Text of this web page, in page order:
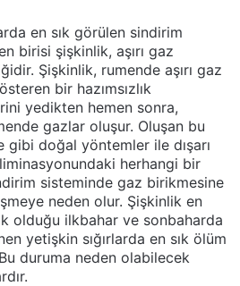
en sık görülen sindirim
birisi şişkinlik, aşırı gaz
Şişkinlik, rumende aşırı gaz
bir hazımsızlık
yedikten hemen sonra,
gazlar oluşur. Oluşan bu
gibi doğal yöntemler ile dışarı
herhangi bir
sisteminde gaz birikmesine
neden olur. Şişkinlik en
olduğu ilkbahar ve sonbaharda
yetişkin sığırlarda en sık ölüm
duruma neden olabilecek